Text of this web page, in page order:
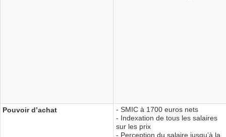
Pouvoir d’achat
- SMIC à 1700 euros nets
- Indexation de tous les salaires
sur les prix
- Perception du salaire jusqu’à la